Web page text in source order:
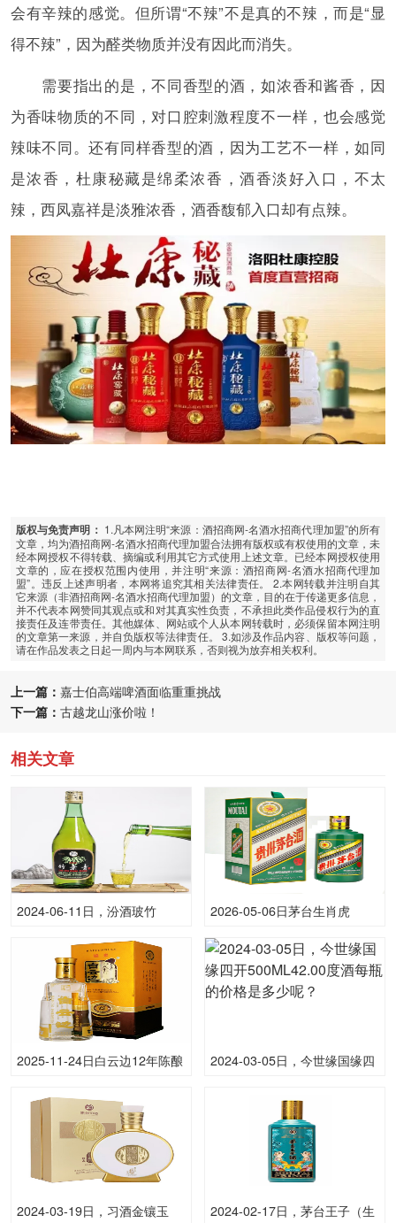
会有辛辣的感觉。但所谓“不辣”不是真的不辣，而是“显
得不辣”，因为醛类物质并没有因此而消失。
需要指出的是，不同香型的酒，如浓香和酱香，因
为香味物质的不同，对口腔刺激程度不一样，也会感觉
辣味不同。还有同样香型的酒，因为工艺不一样，如同
是浓香，杜康秘藏是绵柔浓香，酒香淡好入口，不太
辣，西凤嘉祥是淡雅浓香，酒香馥郁入口却有点辣。
版权与免责声明： 1.凡本网注明“来源：酒招商网-名酒水招商代理加盟”的所有
文章，均为酒招商网-名酒水招商代理加盟合法拥有版权或有权使用的文章，未
经本网授权不得转载、摘编或利用其它方式使用上述文章。已经本网授权使用
文章的，应在授权范围内使用，并注明“来源：酒招商网-名酒水招商代理加
盟”。违反上述声明者，本网将追究其相关法律责任。 2.本网转载并注明自其
它来源（非酒招商网-名酒水招商代理加盟）的文章，目的在于传递更多信息，
并不代表本网赞同其观点或和对其真实性负责，不承担此类作品侵权行为的直
接责任及连带责任。其他媒体、网站或个人从本网转载时，必须保留本网注明
的文章第一来源，并自负版权等法律责任。 3.如涉及作品内容、版权等问题，
请在作品发表之日起一周内与本网联系，否则视为放弃相关权利。
上一篇： 嘉士伯高端啤酒面临重重挑战
下一篇： 古越龙山涨价啦！
相关文章
2024-06-11日，汾酒玻竹
是多少呢？
2026-05-06日茅台生肖虎
瓶，上涨 50元
2025-11-24日白云边12年陈酿
涨 60元
2024-03-05日，今世缘国缘四
格是多少呢？
2024-03-19日，习酒金镶玉 2024-02-17日，茅台王子（生